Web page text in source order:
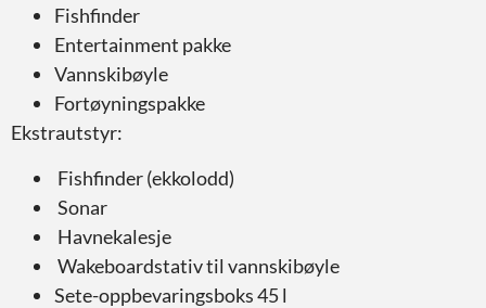
Fishfinder
Entertainment pakke
Vannskibøyle
Fortøyningspakke
Ekstrautstyr:
Fishfinder (ekkolodd)
Sonar
Havnekalesje
Wakeboardstativ til vannskibøyle
Sete-oppbevaringsboks 45 l